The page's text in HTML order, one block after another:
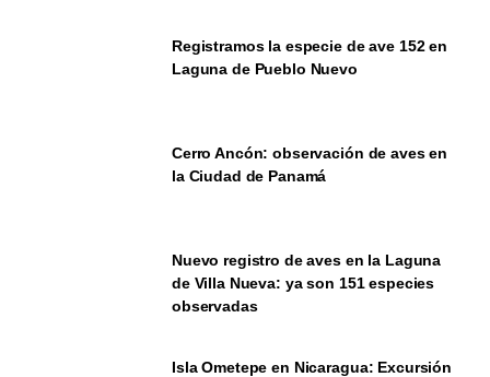
Registramos la especie de ave 152 en
Laguna de Pueblo Nuevo
Cerro Ancón: observación de aves en
la Ciudad de Panamá
Nuevo registro de aves en la Laguna
de Villa Nueva: ya son 151 especies
observadas
Isla Ometepe en Nicaragua: Excursión